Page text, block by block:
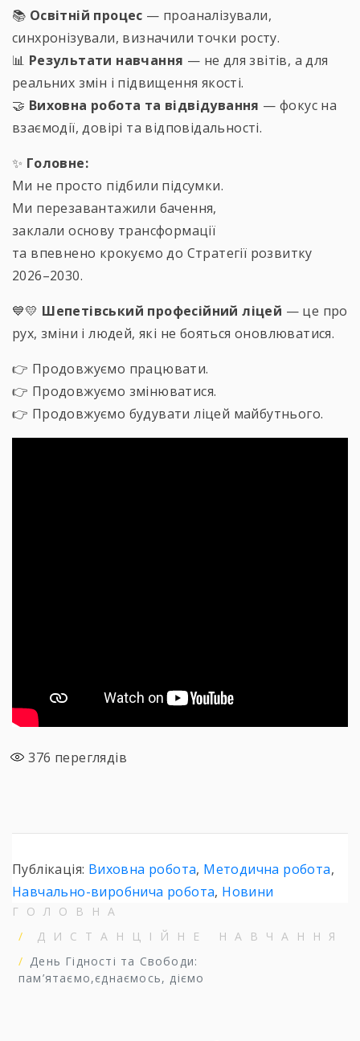
📚 Освітній процес — проаналізували,
синхронізували, визначили точки росту.
📊 Результати навчання — не для звітів, а для
реальних змін і підвищення якості.
🤝 Виховна робота та відвідування — фокус на
взаємодії, довірі та відповідальності.
✨ Головне:
Ми не просто підбили підсумки.
Ми перезавантажили бачення,
заклали основу трансформації
та впевнено крокуємо до Стратегії розвитку
2026–2030.
💙💛 Шепетівський професійний ліцей — це про
рух, зміни і людей, які не бояться оновлюватися.
👉 Продовжуємо працювати.
👉 Продовжуємо змінюватися.
👉 Продовжуємо будувати ліцей майбутнього.
376 переглядів
Публікація: Виховна робота, Методична робота,
Навчально-виробнича робота, Новини
ГОЛОВНА
ДИСТАНЦІЙНЕ НАВЧАННЯ
День Гідності та Свободи:
пам’ятаємо,єднаємось, діємо